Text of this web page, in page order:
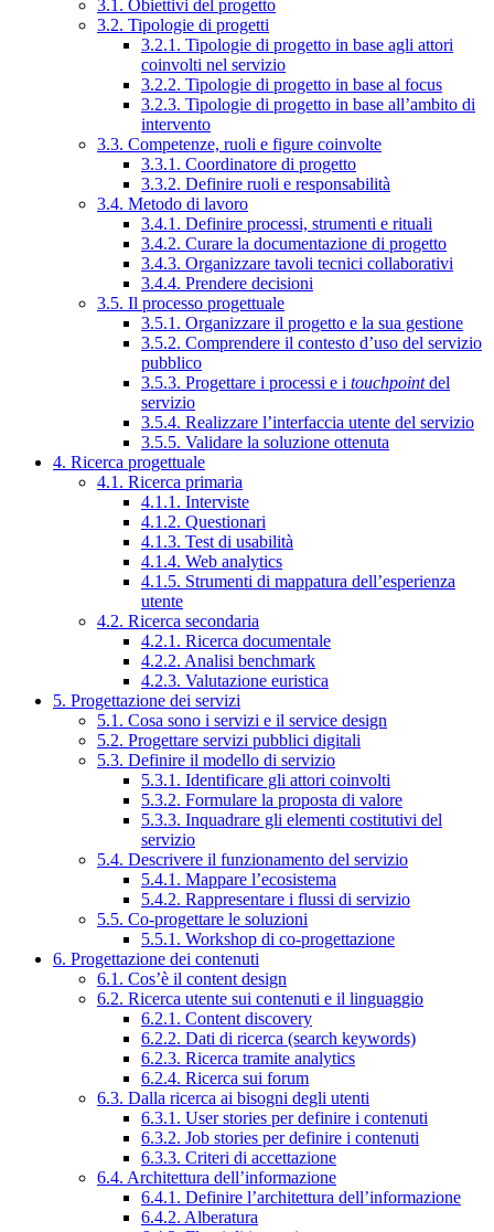
3.1. Obiettivi del progetto
3.2. Tipologie di progetti
3.2.1. Tipologie di progetto in base agli attori
coinvolti nel servizio
3.2.2. Tipologie di progetto in base al focus
3.2.3. Tipologie di progetto in base all’ambito di
intervento
3.3. Competenze, ruoli e figure coinvolte
3.3.1. Coordinatore di progetto
3.3.2. Definire ruoli e responsabilità
3.4. Metodo di lavoro
3.4.1. Definire processi, strumenti e rituali
3.4.2. Curare la documentazione di progetto
3.4.3. Organizzare tavoli tecnici collaborativi
3.4.4. Prendere decisioni
3.5. Il processo progettuale
3.5.1. Organizzare il progetto e la sua gestione
3.5.2. Comprendere il contesto d’uso del servizio
pubblico
3.5.3. Progettare i processi e i touchpointdel
servizio
3.5.4. Realizzare l’interfaccia utente del servizio
3.5.5. Validare la soluzione ottenuta
4. Ricerca progettuale
4.1. Ricerca primaria
4.1.1. Interviste
4.1.2. Questionari
4.1.3. Test di usabilità
4.1.4. Web analytics
4.1.5. Strumenti di mappatura dell’esperienza
utente
4.2. Ricerca secondaria
4.2.1. Ricerca documentale
4.2.2. Analisi benchmark
4.2.3. Valutazione euristica
5. Progettazione dei servizi
5.1. Cosa sono i servizi e il service design
5.2. Progettare servizi pubblici digitali
5.3. Definire il modello di servizio
5.3.1. Identificare gli attori coinvolti
5.3.2. Formulare la proposta di valore
5.3.3. Inquadrare gli elementi costitutivi del
servizio
5.4. Descrivere il funzionamento del servizio
5.4.1. Mappare l’ecosistema
5.4.2. Rappresentare i flussi di servizio
5.5. Co-progettare le soluzioni
5.5.1. Workshop di co-progettazione
6. Progettazione dei contenuti
6.1. Cos’è il content design
6.2. Ricerca utente sui contenuti e il linguaggio
6.2.1. Content discovery
6.2.2. Dati di ricerca (search keywords)
6.2.3. Ricerca tramite analytics
6.2.4. Ricerca sui forum
6.3. Dalla ricerca ai bisogni degli utenti
6.3.1. User stories per definire i contenuti
6.3.2. Job stories per definire i contenuti
6.3.3. Criteri di accettazione
6.4. Architettura dell’informazione
6.4.1. Definire l’architettura dell’informazione
6.4.2. Alberatura